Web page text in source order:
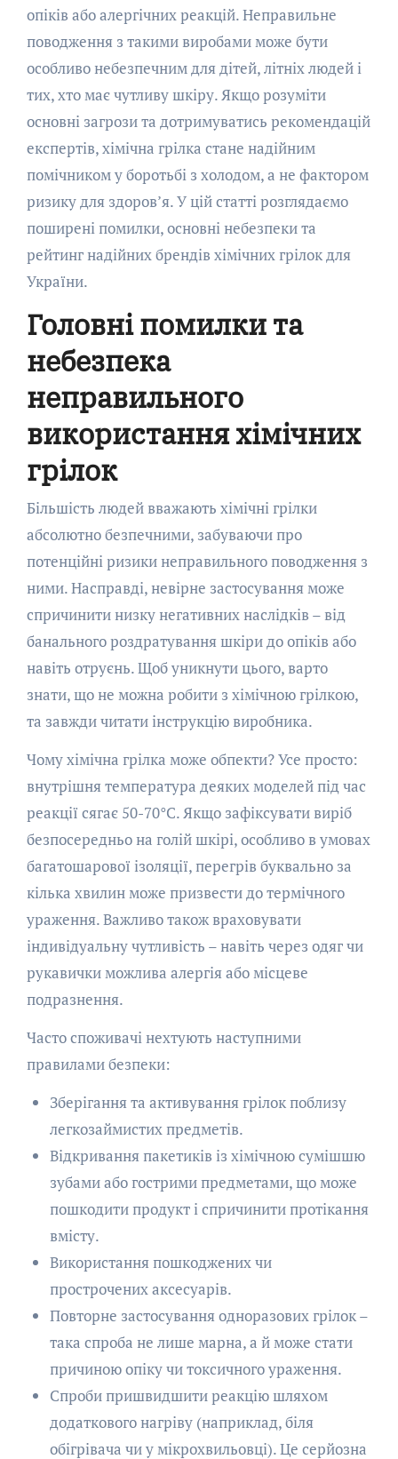
опіків або алергічних реакцій. Неправильне
поводження з такими виробами може бути
особливо небезпечним для дітей, літніх людей і
тих, хто має чутливу шкіру. Якщо розуміти
основні загрози та дотримуватись рекомендацій
експертів, хімічна грілка стане надійним
помічником у боротьбі з холодом, а не фактором
ризику для здоров’я. У цій статті розглядаємо
поширені помилки, основні небезпеки та
рейтинг надійних брендів хімічних грілок для
України.
Головні помилки та
небезпека
неправильного
використання хімічних
грілок
Більшість людей вважають хімічні грілки
абсолютно безпечними, забуваючи про
потенційні ризики неправильного поводження з
ними. Насправді, невірне застосування може
спричинити низку негативних наслідків – від
банального роздратування шкіри до опіків або
навіть отруєнь. Щоб уникнути цього, варто
знати, що не можна робити з хімічною грілкою,
та завжди читати інструкцію виробника.
Чому хімічна грілка може обпекти? Усе просто:
внутрішня температура деяких моделей під час
реакції сягає 50-70°C. Якщо зафіксувати виріб
безпосередньо на голій шкірі, особливо в умовах
багатошарової ізоляції, перегрів буквально за
кілька хвилин може призвести до термічного
ураження. Важливо також враховувати
індивідуальну чутливість – навіть через одяг чи
рукавички можлива алергія або місцеве
подразнення.
Часто споживачі нехтують наступними
правилами безпеки:
Зберігання та активування грілок поблизу
легкозаймистих предметів.
Відкривання пакетиків із хімічною сумішшю
зубами або гострими предметами, що може
пошкодити продукт і спричинити протікання
вмісту.
Використання пошкоджених чи
прострочених аксесуарів.
Повторне застосування одноразових грілок –
така спроба не лише марна, а й може стати
причиною опіку чи токсичного ураження.
Спроби пришвидшити реакцію шляхом
додаткового нагріву (наприклад, біля
обігрівача чи у мікрохвильовці). Це серйозна